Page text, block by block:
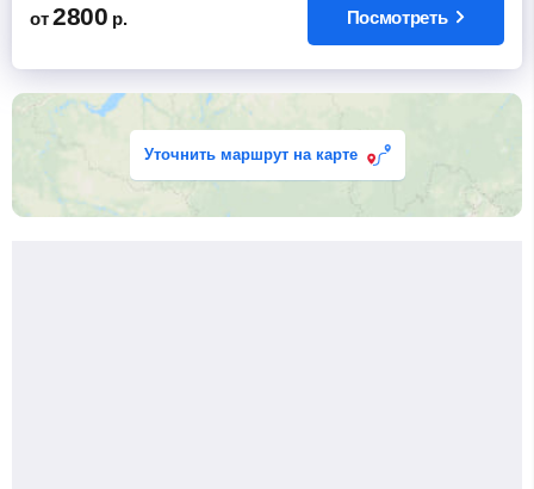
от 2800 р. Посмотреть
Уточнить маршрут на карте